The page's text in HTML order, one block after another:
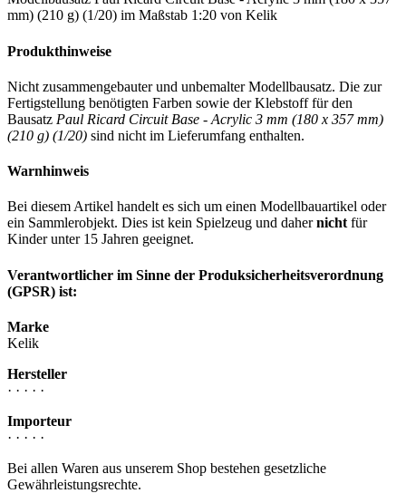
mm) (210 g) (1/20) im Maßstab 1:20 von Kelik
Produkthinweise
Nicht zusammengebauter und unbemalter Modellbausatz. Die zur
Fertigstellung benötigten Farben sowie der Klebstoff für den
Bausatz Paul Ricard Circuit Base - Acrylic 3 mm (180 x 357 mm)
(210 g) (1/20) sind nicht im Lieferumfang enthalten.
Warnhinweis
Bei diesem Artikel handelt es sich um einen Modellbauartikel oder
ein Sammlerobjekt. Dies ist kein Spielzeug und dahernicht für
Kinder unter 15 Jahren geeignet.
Verantwortlicher im Sinne der Produksicherheitsverordnung
(GPSR) ist:
Marke
Kelik
Hersteller
· · · · ·
Importeur
· · · · ·
Bei allen Waren aus unserem Shop bestehen gesetzliche
Gewährleistungsrechte.